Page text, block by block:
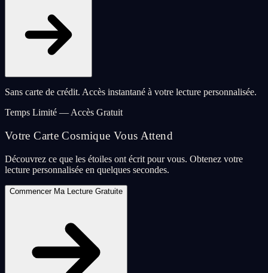
Sans carte de crédit. Accès instantané à votre lecture personnalisée.
Temps Limité — Accès Gratuit
Votre Carte Cosmique Vous Attend
Découvrez ce que les étoiles ont écrit pour vous. Obtenez votre
lecture personnalisée en quelques secondes.
Commencer Ma Lecture Gratuite